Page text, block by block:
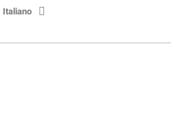
Italiano